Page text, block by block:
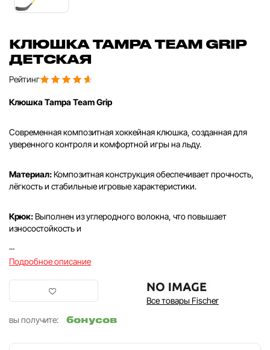
КЛЮШКА TAMPA TEAM GRIP
ДЕТСКАЯ
Рейтинг
Клюшка Tampa Team Grip
Современная композитная хоккейная клюшка, созданная для
уверенного контроля и комфортной игры на льду.
Материал:Композитная конструкция обеспечивает прочность,
лёгкость и стабильные игровые характеристики.
Крюк:Выполнен из углеродного волокна, что повышает
износостойкость и
...
Подробное описание
Все товары Fischer
вы получите:
бонусов